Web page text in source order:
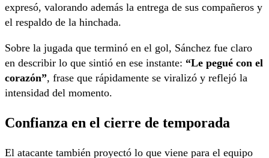
expresó, valorando además la entrega de sus compañeros y
el respaldo de la hinchada.
Sobre la jugada que terminó en el gol, Sánchez fue claro
en describir lo que sintió en ese instante: “Le pegué con el
corazón”, frase que rápidamente se viralizó y reflejó la
intensidad del momento.
Confianza en el cierre de temporada
El atacante también proyectó lo que viene para el equipo